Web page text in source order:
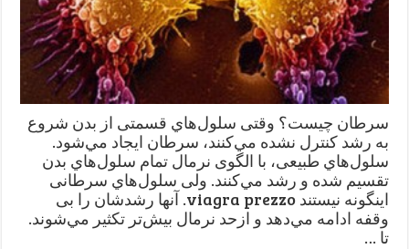
سرطان چیست؟ وقتی سلول‌هاي قسمتی از بدن شروع
به رشد کنترل نشده مي‌کنند، سرطان ایجاد مي‌شود.
سلول‌هاي طبیعی، با الگوی نرمال تمام سلول‌هاي بدن
تقسیم شده و رشد مي‌کنند. ولی سلول‌هاي سرطانی
اینگونه نیستند viagra prezzo. آنها رشدشان را بی
وقفه ادامه مي‌دهد و ازحد نرمال بیش‌تر تکثیر مي‌شوند.
تا …